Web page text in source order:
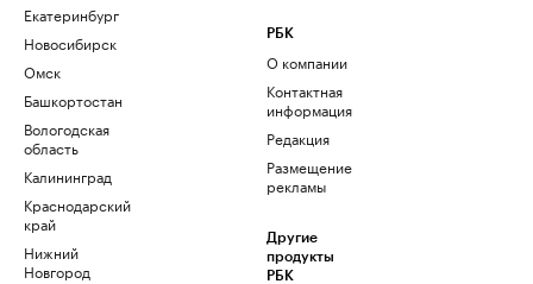
Екатеринбург
Новосибирск
Омск
Башкортостан
Вологодская
область
Калининград
Краснодарский
край
Нижний
Новгород
РБК
О компании
Контактная
информация
Редакция
Размещение
рекламы
Другие
продукты
РБК